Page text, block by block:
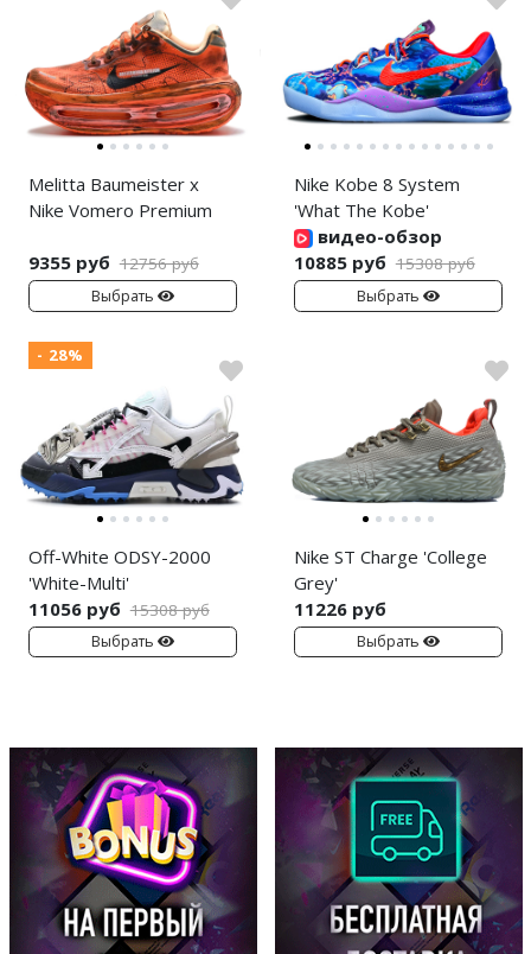
Melitta Baumeister x
Nike Vomero Premium
9355 руб 12756 руб
Выбрать
Nike Kobe 8 System
'What The Kobe'
видео-обзор
10885 руб 15308 руб
Выбрать
- 28%
Off-White ODSY-2000
'White-Multi'
11056 руб 15308 руб
Выбрать
Nike ST Charge 'College
Grey'
11226 руб
Выбрать